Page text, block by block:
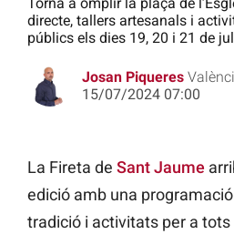
directe, tallers artesanals i
públics els dies 19, 20 i 21 de
Josan Piqueres
15/07/2024 07:00
La Fireta de Sant Jaume
edició amb una
tradició i activitats per a tots